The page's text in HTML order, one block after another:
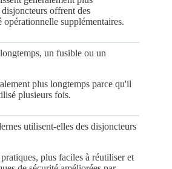
offrent des
opérationnelle supplémentaires.
un fusible ou un
plus longtemps parce qu'il
plusieurs fois.
utilisent-elles des disjoncteurs
plus faciles à réutiliser et